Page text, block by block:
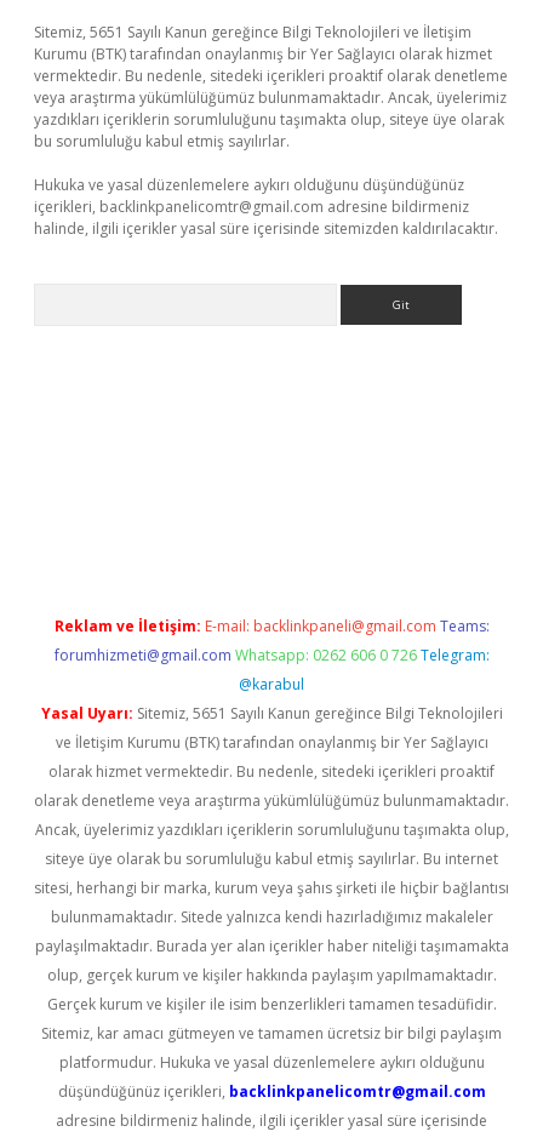
Sitemiz, 5651 Sayılı Kanun gereğince Bilgi Teknolojileri ve İletişim
Kurumu (BTK) tarafından onaylanmış bir Yer Sağlayıcı olarak hizmet
vermektedir. Bu nedenle, sitedeki içerikleri proaktif olarak denetleme
veya araştırma yükümlülüğümüz bulunmamaktadır. Ancak, üyelerimiz
yazdıkları içeriklerin sorumluluğunu taşımakta olup, siteye üye olarak
bu sorumluluğu kabul etmiş sayılırlar.
Hukuka ve yasal düzenlemelere aykırı olduğunu düşündüğünüz
içerikleri, backlinkpanelicomtr@gmail.com adresine bildirmeniz
halinde, ilgili içerikler yasal süre içerisinde sitemizden kaldırılacaktır.
Reklam ve İletişim: E-mail: backlinkpaneli@gmail.com Teams:
forumhizmeti@gmail.com Whatsapp: 0262 606 0 726 Telegram:
@karabul
Yasal Uyarı: Sitemiz, 5651 Sayılı Kanun gereğince Bilgi Teknolojileri
ve İletişim Kurumu (BTK) tarafından onaylanmış bir Yer Sağlayıcı
olarak hizmet vermektedir. Bu nedenle, sitedeki içerikleri proaktif
olarak denetleme veya araştırma yükümlülüğümüz bulunmamaktadır.
Ancak, üyelerimiz yazdıkları içeriklerin sorumluluğunu taşımakta olup,
siteye üye olarak bu sorumluluğu kabul etmiş sayılırlar. Bu internet
sitesi, herhangi bir marka, kurum veya şahıs şirketi ile hiçbir bağlantısı
bulunmamaktadır. Sitede yalnızca kendi hazırladığımız makaleler
paylaşılmaktadır. Burada yer alan içerikler haber niteliği taşımamakta
olup, gerçek kurum ve kişiler hakkında paylaşım yapılmamaktadır.
Gerçek kurum ve kişiler ile isim benzerlikleri tamamen tesadüfidir.
Sitemiz, kar amacı gütmeyen ve tamamen ücretsiz bir bilgi paylaşım
platformudur. Hukuka ve yasal düzenlemelere aykırı olduğunu
düşündüğünüz içerikleri, backlinkpanelicomtr@gmail.com
adresine bildirmeniz halinde, ilgili içerikler yasal süre içerisinde